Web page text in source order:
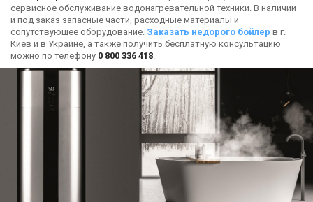
сервисное обслуживание водонагревательной техники. В наличии
и под заказ запасные части, расходные материалы и
сопутствующее оборудование. Заказать недорого бойлер в г.
Киев и в Украине, а также получить бесплатную консультацию
можно по телефону 0 800 336 418